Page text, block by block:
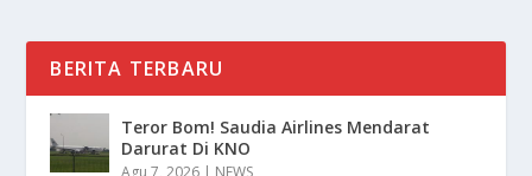
BERITA TERBARU
Teror Bom! Saudia Airlines Mendarat
Darurat Di KNO
Agu 7, 2026 | NEWS